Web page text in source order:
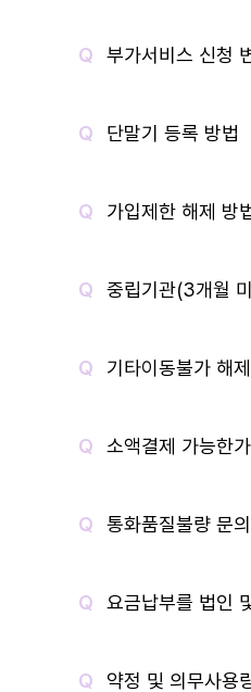
부가서비스 신청
단말기 등록 방법
가입제한 해제 방
중립기관(3개월
기타이동불가 해
소액결제 가능한
통화품질불량 문의
요금납부를 법인
약정 및 의무사용